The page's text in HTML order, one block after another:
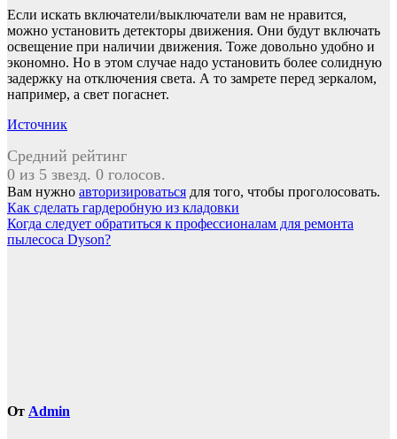
Если искать включатели/выключатели вам не нравится,
можно установить детекторы движения. Они будут включать
освещение при наличии движения. Тоже довольно удобно и
экономно. Но в этом случае надо установить более солидную
задержку на отключения света. А то замрете перед зеркалом,
например, а свет погаснет.
Источник
Средний рейтинг
0 из 5 звезд. 0 голосов.
Вам нужно авторизироваться для того, чтобы проголосовать.
Навигация
по
Как сделать гардеробную из кладовки
Когда следует обратиться к профессионалам для ремонта
пылесоса Dyson?
От Admin